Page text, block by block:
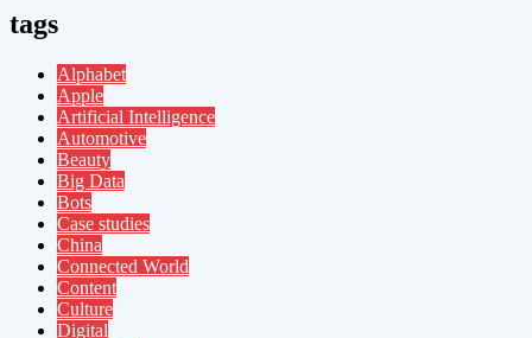
tags
Alphabet
Apple
Artificial Intelligence
Automotive
Beauty
Big Data
Bots
Case studies
China
Connected World
Content
Culture
Digital